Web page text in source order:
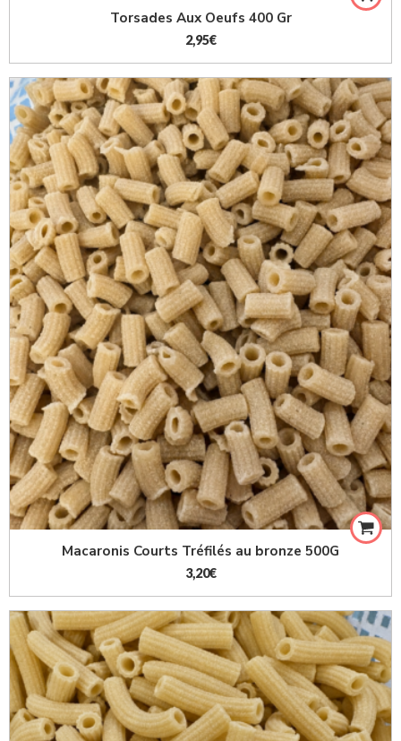
Torsades Aux Oeufs 400 Gr
2,95€
Macaronis Courts Tréfilés au bronze 500G
3,20€